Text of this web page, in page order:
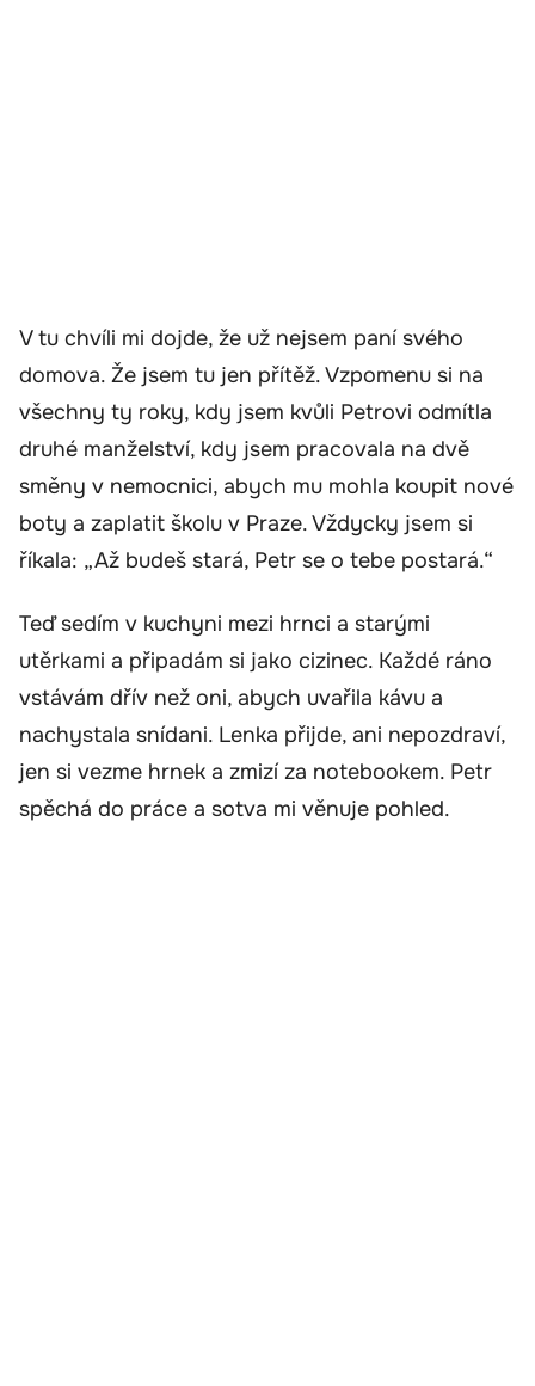
V tu chvíli mi dojde, že už nejsem paní svého
domova. Že jsem tu jen přítěž. Vzpomenu si na
všechny ty roky, kdy jsem kvůli Petrovi odmítla
druhé manželství, kdy jsem pracovala na dvě
směny v nemocnici, abych mu mohla koupit nové
boty a zaplatit školu v Praze. Vždycky jsem si
říkala: „Až budeš stará, Petr se o tebe postará.“
Teď sedím v kuchyni mezi hrnci a starými
utěrkami a připadám si jako cizinec. Každé ráno
vstávám dřív než oni, abych uvařila kávu a
nachystala snídani. Lenka přijde, ani nepozdraví,
jen si vezme hrnek a zmizí za notebookem. Petr
spěchá do práce a sotva mi věnuje pohled.